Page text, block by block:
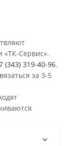
«ТК-Сервис».
(343) 319-40-96.
за 3-5